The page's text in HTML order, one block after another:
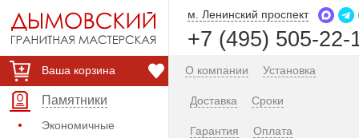
Ваша корзина
Памятники
Экономичные
м. Ленинский проспект
+7 (495) 505-22-
О компании Установка
Доставка Сроки
Гарантия Оплата